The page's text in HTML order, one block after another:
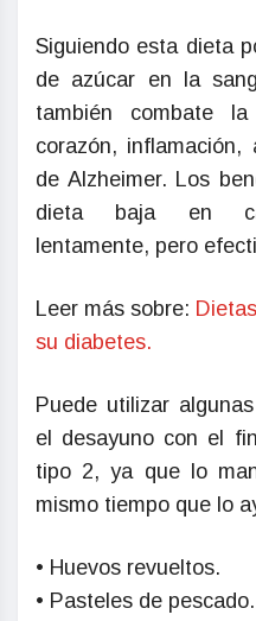
Siguiendo esta dieta
de azúcar en la
también combate
corazón,
de Alzheimer. Los
dieta baja en
lentamente, pero
Leer más sobre:
su diabetes.
Puede utilizar
el desayuno con el
tipo 2, ya que lo
mismo tiempo que lo
• Huevos revueltos.
• Pasteles de pescado.